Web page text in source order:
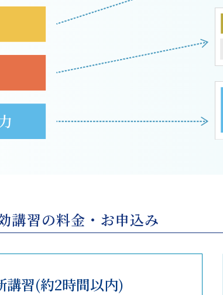
講習の料金・お申込み
講習(約2時間以内)